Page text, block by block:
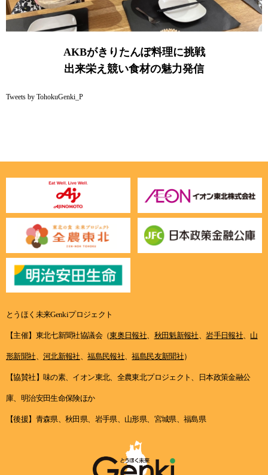
AKBがきりたんぽ料理に挑戦
出来栄え競い食材の魅力発信
Tweets by TohokuGenki_P
とうほく未来Genkiプロジェクト
【主催】東北七新聞社協議会（東奥日報社、 秋田魁新報社、岩手日報社、 山
形新聞社、 河北新報社、福島民報社、福島民友新聞社）
【協賛社】味の素、イオン東北、全農東北プロジェクト、日本政策金融公
庫、明治安田生命保険ほか
【後援】青森県、秋田県、岩手県、山形県、宮城県、福島県